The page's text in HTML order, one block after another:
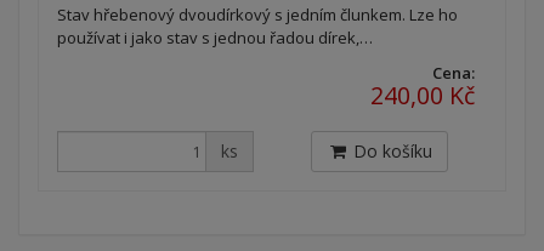
Stav hřebenový dvoudírkový s jedním člunkem. Lze ho
používat i jako stav s jednou řadou dírek,…
Cena:
240,00 Kč
ks Do košíku